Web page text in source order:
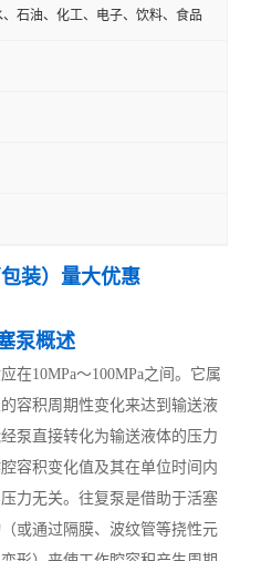
石油、化工、电子、饮料、食品
装）量大优惠
泵概述
在10MPa～100MPa之间。它属
容积周期性变化来达到输送液
泵直接转化为输送液体的压力
容积变化值及其在单位时间内
力无关。往复泵是借助于活塞
或通过隔膜、波纹管等挠性元